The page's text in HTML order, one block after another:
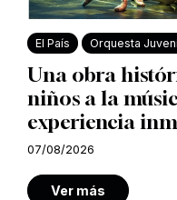
El País Orquesta
Una obra
niños a la
experiencia
07/08/2026
Ver más